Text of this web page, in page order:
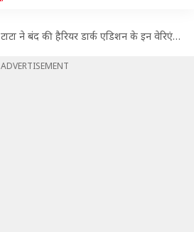
टाटा ने बंद की हैरियर डार्क एडिशन के इन वेरिएंट्स की बुकिंग
ADVERTISEMENT